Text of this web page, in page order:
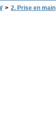
> 2. Prise en main